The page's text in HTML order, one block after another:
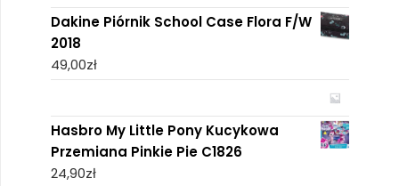
Dakine Piórnik School Case Flora F/W
2018
49,00zł
Hasbro My Little Pony Kucykowa
Przemiana Pinkie Pie C1826
24,90zł